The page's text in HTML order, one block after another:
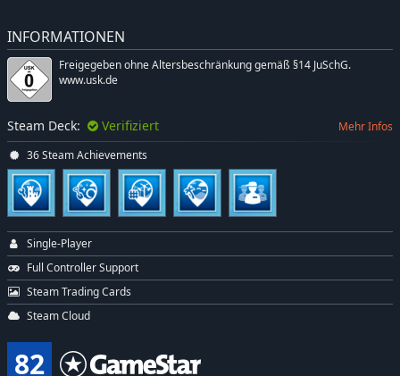
INFORMATIONEN
Freigegeben ohne Altersbeschränkung gemäß §14 JuSchG.
www.usk.de
Steam Deck: Verifiziert Mehr Infos
36 Steam Achievements
Single-Player
Full Controller Support
Steam Trading Cards
Steam Cloud
82